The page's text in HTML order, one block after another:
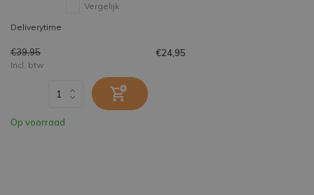
Vergelijk
Deliverytime
€39,95 €24,95
Incl. btw
Op voorraad